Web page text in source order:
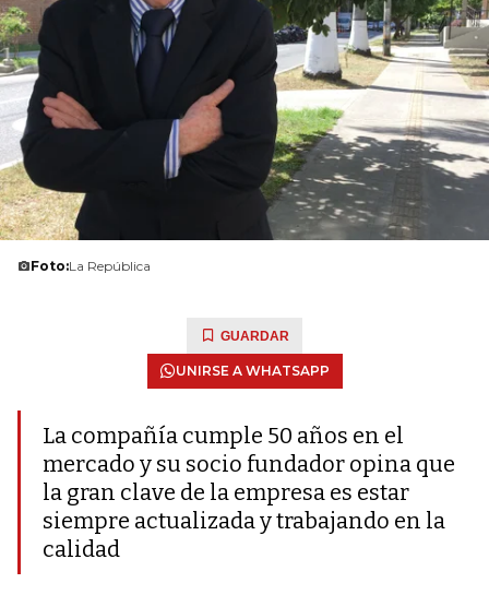
Foto:La República
GUARDAR
UNIRSE A WHATSAPP
La compañía cumple 50 años en el
mercado y su socio fundador opina que
la gran clave de la empresa es estar
siempre actualizada y trabajando en la
calidad